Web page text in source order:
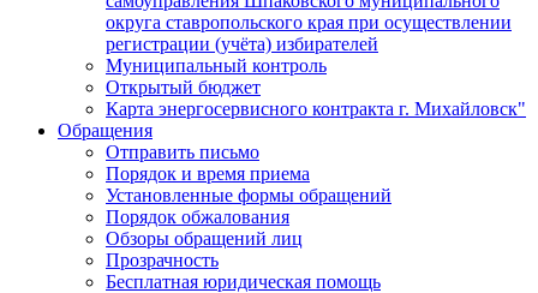
округа ставропольского края при осуществлении
регистрации (учёта) избирателей
Муниципальный контроль
Открытый бюджет
Карта энергосервисного контракта г. Михайловск"
Обращения
Отправить письмо
Порядок и время приема
Установленные формы обращений
Порядок обжалования
Обзоры обращений лиц
Прозрачность
Бесплатная юридическая помощь